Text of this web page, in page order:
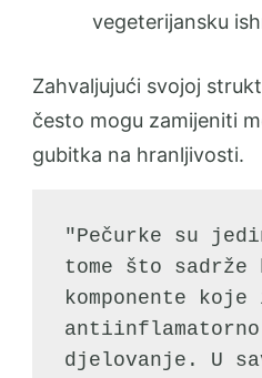
vegeterijansku
Zahvaljujući svojoj
često mogu zamijeniti
gubitka na hranljivosti.
"Pečurke su
tome što sadrže
komponente koje
djelovanje. U